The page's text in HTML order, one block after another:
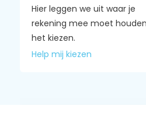
Hier leggen we uit waar je
rekening mee moet
het kiezen.
Help mij kiezen